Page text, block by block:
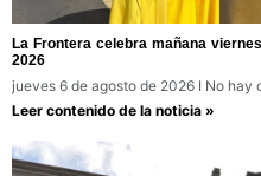
La Frontera celebra mañana
2026
jueves 6 de agosto de 2026
No hay
Leer contenido de la noticia »